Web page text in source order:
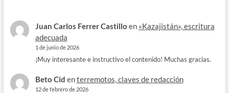
Juan Carlos Ferrer Castillo en «Kazajistán», escritura
adecuada
1 de junio de 2026
¡Muy interesante e instructivo el contenido! Muchas gracias.
Beto Cid enterremotos, claves de redacción
12 de febrero de 2026